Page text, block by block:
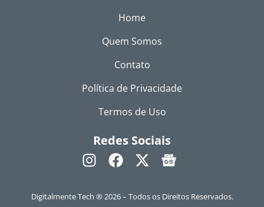
Home
Quem Somos
Contato
Política de Privacidade
Termos de Uso
Redes Sociais
Digitalmente Tech ® 2026 – Todos os Direitos Reservados.